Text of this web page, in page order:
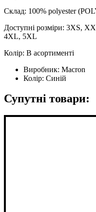
Склад: 100% polyester
Доступні розміри: 3XS,
4XL, 5XL
Колір: В асортименті
Виробник: Macron
Колір: Синій
Супутні товари: